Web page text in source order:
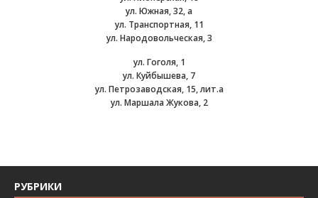
ул. Южная, 32, а
ул. Транспортная, 11
ул. Народовольческая, 3
ул. Гоголя, 1
ул. Куйбышева, 7
ул. Петрозаводская, 15, лит.а
ул. Маршала Жукова, 2
РУБРИКИ